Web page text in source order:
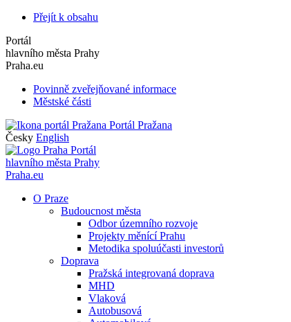
Přejít k obsahu
Portál
hlavního města Prahy
Praha.eu
Povinně zveřejňované informace
Městské části
Portál Pražana
Česky English
Portál
hlavního města Prahy
Praha.eu
O Praze
Budoucnost města
Odbor územního rozvoje
Projekty měnící Prahu
Metodika spoluúčasti investorů
Doprava
Pražská integrovaná doprava
MHD
Vlaková
Autobusová